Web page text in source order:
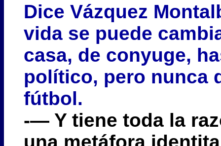
Dice Vázquez
vida se puede
casa, de conyuge,
político, pero nunca
fútbol.
-— Y tiene toda la
una metáfora